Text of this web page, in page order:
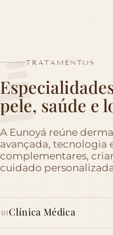
TRATAMENTOS
pele, saúde e
A Eunoyá reúne
avançada, tecnologia
complementares,
cuidado
01Clínica Médica